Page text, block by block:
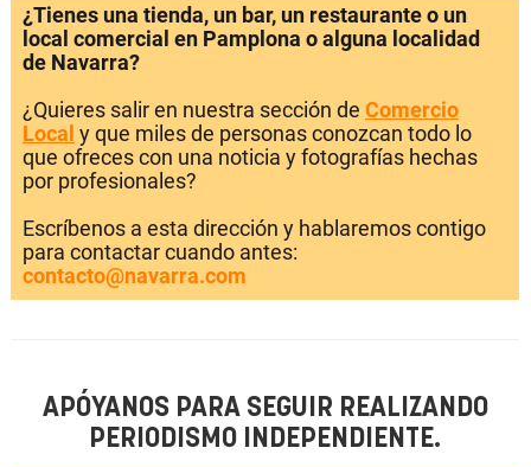
¿Tienes una tienda, un bar, un restaurante o un
local comercial en Pamplona o alguna localidad
de Navarra?
¿Quieres salir en nuestra sección de Comercio
Local y que miles de personas conozcan todo lo
que ofreces con una noticia y fotografías hechas
por profesionales?
Escríbenos a esta dirección y hablaremos contigo
para contactar cuando antes:
contacto@navarra.com
APÓYANOS PARA SEGUIR REALIZANDO
PERIODISMO INDEPENDIENTE.